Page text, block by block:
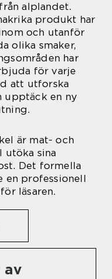
alplandet.
produkt har
och utanför
olika smaker,
har
för varje
att utforska
upptäck en ny
är mat- och
utöka sina
Det formella
en professionell
läsaren.
av